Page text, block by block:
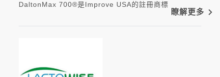
DaltonMax 700®是Improve USA的註冊商標
瞭解更多 navigate_next